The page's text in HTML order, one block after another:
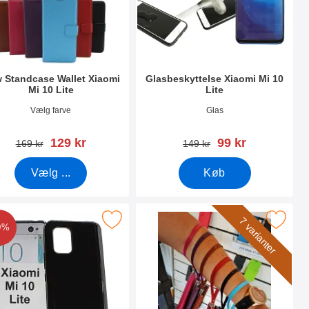
Standcase Wallet Xiaomi
Mi 10 Lite
37592Vælg farve
pris
169 kr pris
129 kr
Vælg ...
Glasbeskyttelse Xiaomi Mi 10
Lite
Glas
pris
149 kr pris
99 kr
Køb
Lite som favorit
tPU Mobilcover Xiaomi Mi 10 Lite som favorit 7 varianter
Marker wrist Strap til New